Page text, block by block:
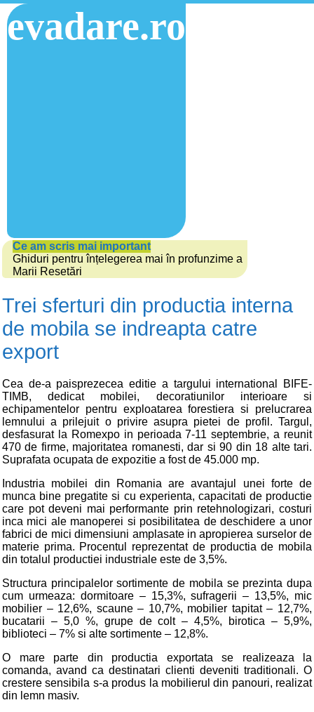
evadare.ro
Ce am scris mai important
Ghiduri pentru înțelegerea mai în profunzime a
Marii Resetări
Trei sferturi din productia interna
de mobila se indreapta catre
export
Cea de-a paisprezecea editie a targului international BIFE-
TIMB, dedicat mobilei, decoratiunilor interioare si
echipamentelor pentru exploatarea forestiera si prelucrarea
lemnului a prilejuit o privire asupra pietei de profil. Targul,
desfasurat la Romexpo in perioada 7-11 septembrie, a reunit
470 de firme, majoritatea romanesti, dar si 90 din 18 alte tari.
Suprafata ocupata de expozitie a fost de 45.000 mp.
Industria mobilei din Romania are avantajul unei forte de
munca bine pregatite si cu experienta, capacitati de productie
care pot deveni mai performante prin retehnologizari, costuri
inca mici ale manoperei si posibilitatea de deschidere a unor
fabrici de mici dimensiuni amplasate in apropierea surselor de
materie prima. Procentul reprezentat de productia de mobila
din totalul productiei industriale este de 3,5%.
Structura principalelor sortimente de mobila se prezinta dupa
cum urmeaza: dormitoare – 15,3%, sufragerii – 13,5%, mic
mobilier – 12,6%, scaune – 10,7%, mobilier tapitat – 12,7%,
bucatarii – 5,0 %, grupe de colt – 4,5%, birotica – 5,9%,
biblioteci – 7% si alte sortimente – 12,8%.
O mare parte din productia exportata se realizeaza la
comanda, avand ca destinatari clienti deveniti traditionali. O
crestere sensibila s-a produs la mobilierul din panouri, realizat
din lemn masiv.